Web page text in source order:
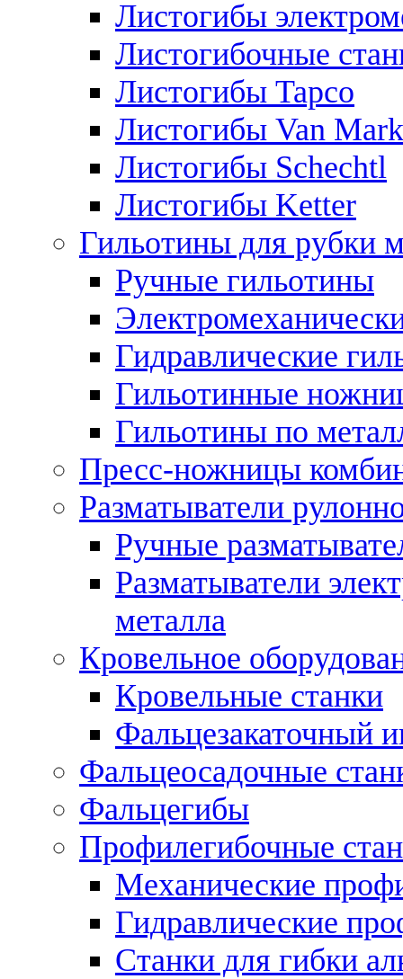
Листогибы
Листогибочные
Листогибы Tapco
Листогибы Van Mark
Листогибы Schechtl
Листогибы Ketter
Гильотины для рубки
Ручные гильотины
Гидравлические
Гильотинные
Гильотины по
Пресс-ножницы
Разматыватели
Ручные
Разматыватели
металла
Кровельное
Кровельные станки
Фальцезакаточный
Фальцеосадочные
Фальцегибы
Профилегибочные
Механические
Гидравлические
Станки для гибки